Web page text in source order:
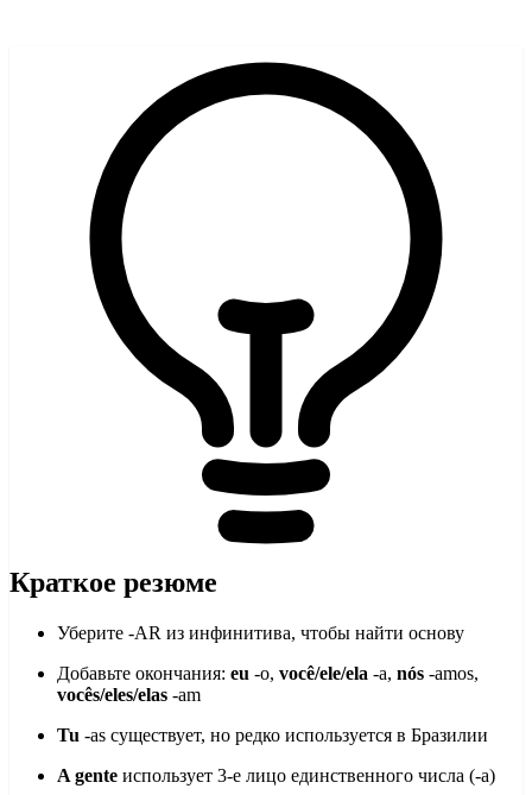
Краткое резюме
Уберите -AR из инфинитива, чтобы найти основу
Добавьте окончания: eu -o, você/ele/ela -a, nós -amos,
vocês/eles/elas -am
Tu -as существует, но редко используется в Бразилии
A gente использует 3-е лицо единственного числа (-a)